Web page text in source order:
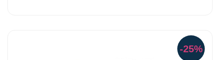
-25%